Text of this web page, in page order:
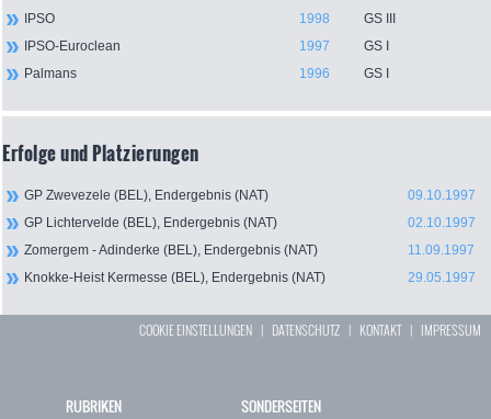
IPSO 1998
GS III
IPSO-Euroclean
1997
GS I
Palmans
1996 GS I
Erfolge und Platzierungen
GP Zwevezele (BEL), Endergebnis (NAT)
09.10.1997
GP Lichtervelde (BEL), Endergebnis (NAT)
02.10.1997
Zomergem - Adinderke (BEL), Endergebnis (NAT)
11.09.1997
Knokke-Heist Kermesse (BEL), Endergebnis (NAT)
29.05.1997
COOKIE EINSTELLUNGEN | DATENSCHUTZ | KONTAKT| IMPRESSUM
RUBRIKEN SONDERSEITEN